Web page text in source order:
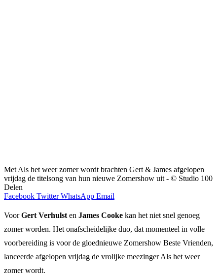
Met Als het weer zomer wordt brachten Gert & James afgelopen
vrijdag de titelsong van hun nieuwe Zomershow uit - © Studio 100
Delen
Facebook Twitter WhatsApp Email
VoorGert Verhulst en James Cooke kan het niet snel genoeg
zomer worden. Het onafscheidelijke duo, dat momenteel in volle
voorbereiding is voor de gloednieuwe Zomershow Beste Vrienden,
lanceerde afgelopen vrijdag de vrolijke meezinger Als het weer
zomer wordt.